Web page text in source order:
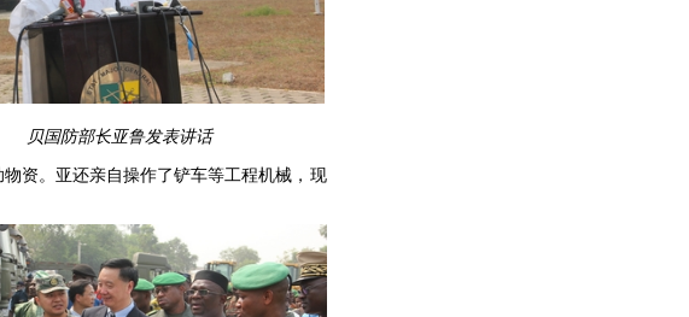
贝国防部长亚鲁发表讲话
资。亚还亲自操作了铲车等工程机械，现